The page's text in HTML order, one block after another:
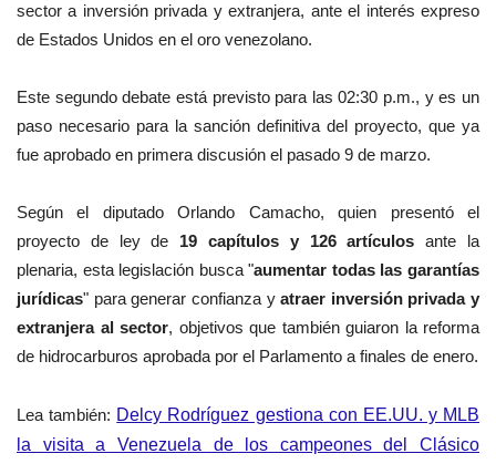
sector a inversión privada y extranjera, ante el interés expreso
de Estados Unidos en el oro venezolano.
Este segundo debate está previsto para las 02:30 p.m., y es un
paso necesario para la sanción definitiva del proyecto, que ya
fue aprobado en primera discusión el pasado 9 de marzo.
Según el diputado Orlando Camacho, quien presentó el
proyecto de ley de 19 capítulos y 126 artículos ante la
plenaria, esta legislación busca "aumentar todas las garantías
jurídicas" para generar confianza yatraer inversión privada y
extranjera al sector, objetivos que también guiaron la reforma
de hidrocarburos aprobada por el Parlamento a finales de enero.
Lea también: Delcy Rodríguez gestiona con EE.UU. y MLB
la visita a Venezuela de los campeones del Clásico